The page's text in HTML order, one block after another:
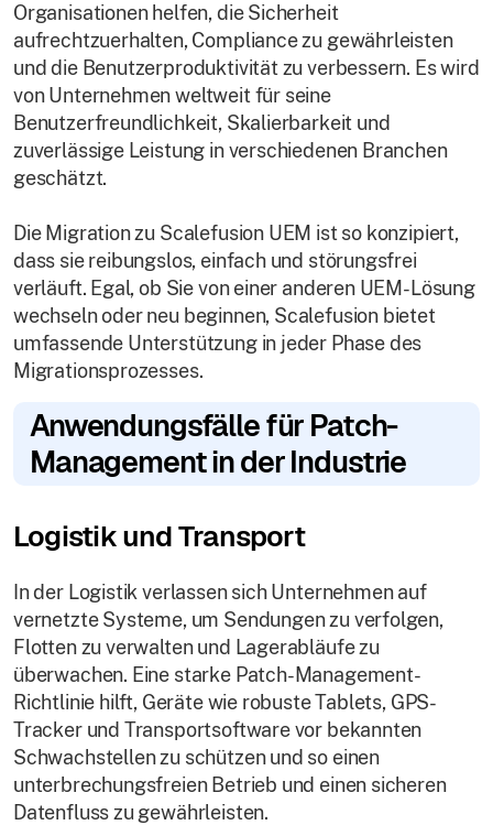
Organisationen helfen, die Sicherheit
aufrechtzuerhalten, Compliance zu gewährleisten
und die Benutzerproduktivität zu verbessern. Es wird
von Unternehmen weltweit für seine
Benutzerfreundlichkeit, Skalierbarkeit und
zuverlässige Leistung in verschiedenen Branchen
geschätzt.
Die Migration zu Scalefusion UEM ist so konzipiert,
dass sie reibungslos, einfach und störungsfrei
verläuft. Egal, ob Sie von einer anderen UEM-Lösung
wechseln oder neu beginnen, Scalefusion bietet
umfassende Unterstützung in jeder Phase des
Migrationsprozesses.
Anwendungsfälle für Patch-
Management in der Industrie
Logistik und Transport
In der Logistik verlassen sich Unternehmen auf
vernetzte Systeme, um Sendungen zu verfolgen,
Flotten zu verwalten und Lagerabläufe zu
überwachen. Eine starke Patch-Management-
Richtlinie hilft, Geräte wie robuste Tablets, GPS-
Tracker und Transportsoftware vor bekannten
Schwachstellen zu schützen und so einen
unterbrechungsfreien Betrieb und einen sicheren
Datenfluss zu gewährleisten.